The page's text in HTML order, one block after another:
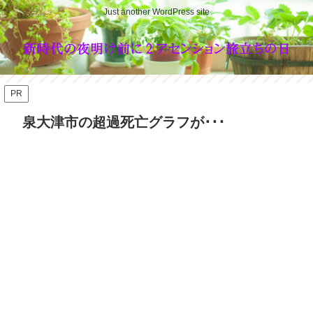
Just another WordPress site
PR
泉大津市の超過死亡グラフが･･･